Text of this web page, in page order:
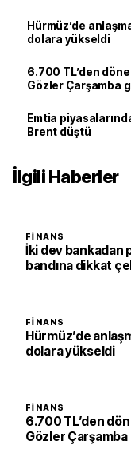
Hürmüz’de
dolara yükseldi
6.700 TL’den
Gözler Çarşamba
Emtia
Brent düştü
İlgili Haberler
FINANS
İki dev
bandına dikkat
FINANS
Hürmüz’de
dolara yükseldi
FINANS
6.700 TL’den
Gözler